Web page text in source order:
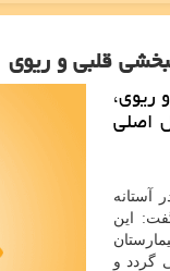
قلبی و ریوی
ریوی،
اصلی
آستانه
این
بیمارستان
گردد و